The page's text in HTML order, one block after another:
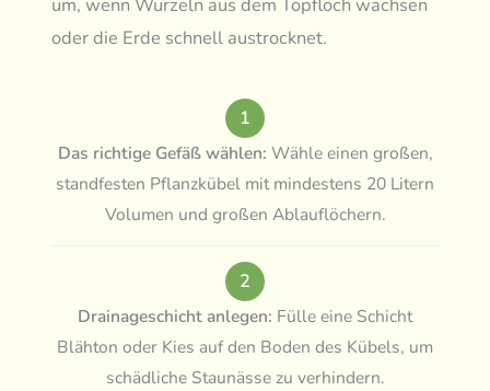
oder die Erde schnell austrocknet.
1
Das richtige Gefäß wählen: Wähle einen großen,
standfesten Pflanzkübel mit mindestens 20 Litern
Volumen und großen Ablauflöchern.
2
Drainageschicht anlegen: Fülle eine Schicht
Blähton oder Kies auf den Boden des Kübels, um
schädliche Staunässe zu verhindern.